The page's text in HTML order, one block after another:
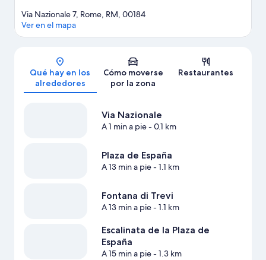
Mapa
Via Nazionale 7, Rome, RM, 00184
Ver en el mapa
Qué hay en los
alrededores
Cómo moverse
por la zona
Restaurantes
Via Nazionale
A 1 min a pie- 0.1 km
Plaza de España
A 13 min a pie- 1.1 km
Fontana di Trevi
A 13 min a pie- 1.1 km
Escalinata de la Plaza de
España
A 15 min a pie- 1.3 km